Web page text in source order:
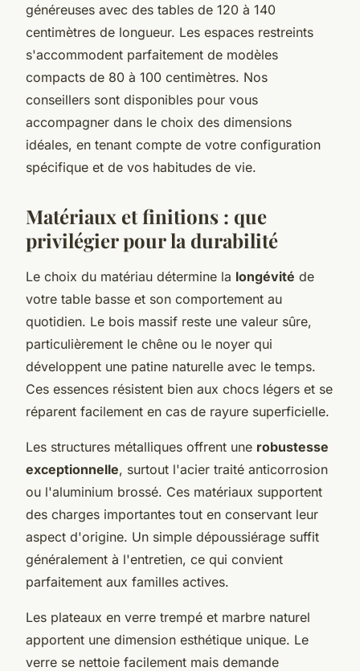
généreuses avec des tables de 120 à 140
centimètres de longueur. Les espaces restreints
s'accommodent parfaitement de modèles
compacts de 80 à 100 centimètres. Nos
conseillers sont disponibles pour vous
accompagner dans le choix des dimensions
idéales, en tenant compte de votre configuration
spécifique et de vos habitudes de vie.
Matériaux et finitions : que
privilégier pour la durabilité
Le choix du matériau détermine la longévité de
votre table basse et son comportement au
quotidien. Le bois massif reste une valeur sûre,
particulièrement le chêne ou le noyer qui
développent une patine naturelle avec le temps.
Ces essences résistent bien aux chocs légers et se
réparent facilement en cas de rayure superficielle.
Les structures métalliques offrent une robustesse
exceptionnelle, surtout l'acier traité anticorrosion
ou l'aluminium brossé. Ces matériaux supportent
des charges importantes tout en conservant leur
aspect d'origine. Un simple dépoussiérage suffit
généralement à l'entretien, ce qui convient
parfaitement aux familles actives.
Les plateaux en verre trempé et marbre naturel
apportent une dimension esthétique unique. Le
verre se nettoie facilement mais demande